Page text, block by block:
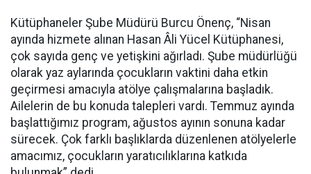
Kütüphaneler Şube Müdürü Burcu Önenç, “Nisan
ayında hizmete alınan Hasan Âli Yücel Kütüphanesi,
çok sayıda genç ve yetişkini ağırladı. Şube müdürlüğü
olarak yaz aylarında çocukların vaktini daha etkin
geçirmesi amacıyla atölye çalışmalarına başladık.
Ailelerin de bu konuda talepleri vardı. Temmuz ayında
başlattığımız program, ağustos ayının sonuna kadar
sürecek. Çok farklı başlıklarda düzenlenen atölyelerle
amacımız, çocukların yaratıcılıklarına katkıda